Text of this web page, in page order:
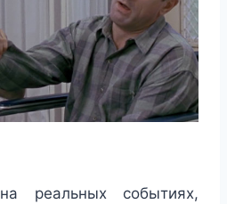
реальных событиях,